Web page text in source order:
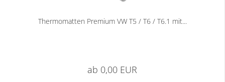
Thermomatten Premium VW T5 / T6 / T6.1 mit...
ab 0,00 EUR